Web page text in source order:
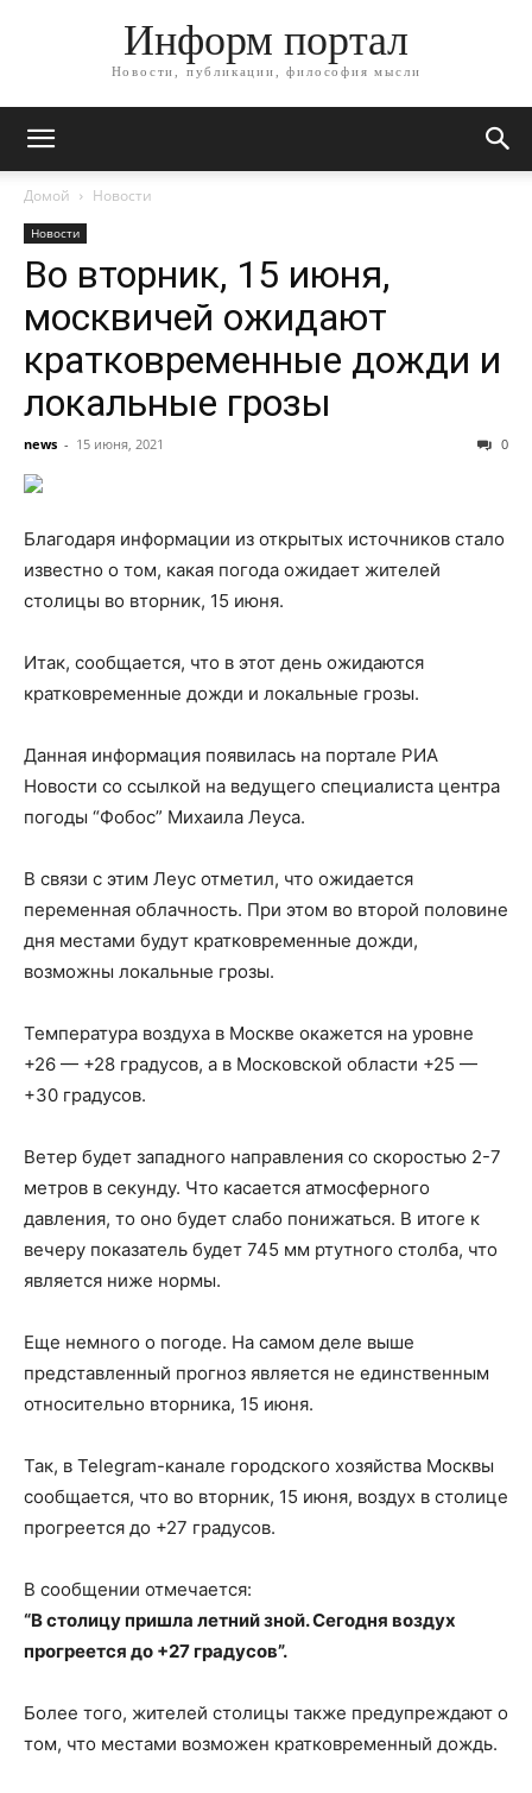
Информ портал
Новости, публикации, философия мысли
Домой Новости
Новости
Во вторник, 15 июня,
москвичей ожидают
кратковременные дожди и
локальные грозы
news - 15 июня, 2021 0
Благодаря информации из открытых источников стало
известно о том, какая погода ожидает жителей
столицы во вторник, 15 июня.
Итак, сообщается, что в этот день ожидаются
кратковременные дожди и локальные грозы.
Данная информация появилась на портале РИА
Новости со ссылкой на ведущего специалиста центра
погоды “Фобос” Михаила Леуса.
В связи с этим Леус отметил, что ожидается
переменная облачность. При этом во второй половине
дня местами будут кратковременные дожди,
возможны локальные грозы.
Температура воздуха в Москве окажется на уровне
+26 — +28 градусов, а в Московской области +25 —
+30 градусов.
Ветер будет западного направления со скоростью 2-7
метров в секунду. Что касается атмосферного
давления, то оно будет слабо понижаться. В итоге к
вечеру показатель будет 745 мм ртутного столба, что
является ниже нормы.
Еще немного о погоде. На самом деле выше
представленный прогноз является не единственным
относительно вторника, 15 июня.
Так, в Telegram-канале городского хозяйства Москвы
сообщается, что во вторник, 15 июня, воздух в столице
прогреется до +27 градусов.
В сообщении отмечается:
“В столицу пришла летний зной. Сегодня воздух
прогреется до +27 градусов”.
Более того, жителей столицы также предупреждают о
том, что местами возможен кратковременный дождь.